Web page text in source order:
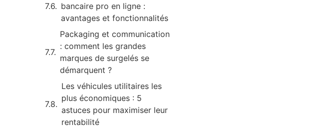
bancaire pro en ligne :
avantages et fonctionnalités
Packaging et communication
: comment les grandes
marques de surgelés se
démarquent ?
Les véhicules utilitaires les
plus économiques : 5
astuces pour maximiser leur
rentabilité